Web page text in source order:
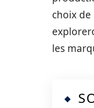
choix
les